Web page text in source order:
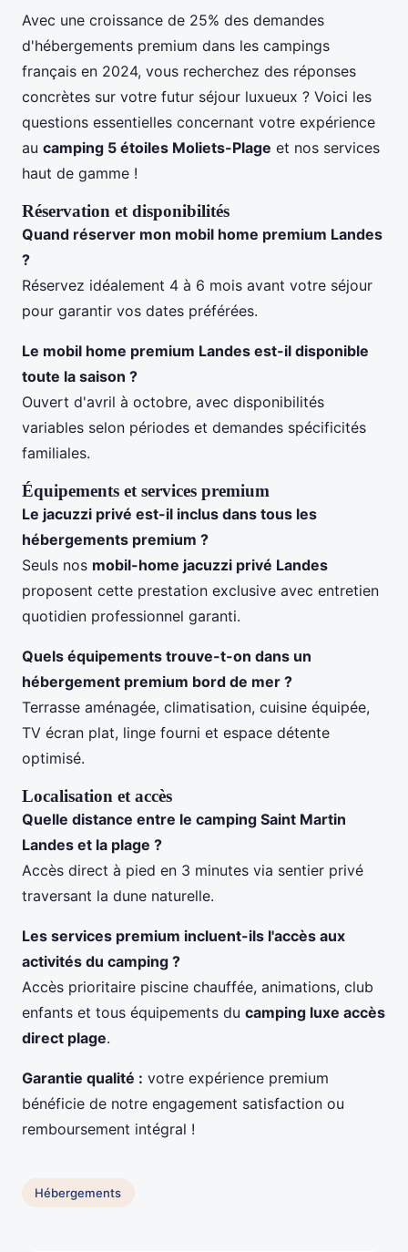
Avec une croissance de 25% des demandes
d'hébergements premium dans les campings
français en 2024, vous recherchez des réponses
concrètes sur votre futur séjour luxueux ? Voici les
questions essentielles concernant votre expérience
au camping 5 étoiles Moliets-Plage et nos services
haut de gamme !
Réservation et disponibilités
Quand réserver mon mobil home premium Landes
?
Réservez idéalement 4 à 6 mois avant votre séjour
pour garantir vos dates préférées.
Le mobil home premium Landes est-il disponible
toute la saison ?
Ouvert d'avril à octobre, avec disponibilités
variables selon périodes et demandes spécificités
familiales.
Équipements et services premium
Le jacuzzi privé est-il inclus dans tous les
hébergements premium ?
Seuls nos mobil-home jacuzzi privé Landes
proposent cette prestation exclusive avec entretien
quotidien professionnel garanti.
Quels équipements trouve-t-on dans un
hébergement premium bord de mer ?
Terrasse aménagée, climatisation, cuisine équipée,
TV écran plat, linge fourni et espace détente
optimisé.
Localisation et accès
Quelle distance entre le camping Saint Martin
Landes et la plage ?
Accès direct à pied en 3 minutes via sentier privé
traversant la dune naturelle.
Les services premium incluent-ils l'accès aux
activités du camping ?
Accès prioritaire piscine chauffée, animations, club
enfants et tous équipements du camping luxe accès
direct plage.
Garantie qualité : votre expérience premium
bénéficie de notre engagement satisfaction ou
remboursement intégral !
Hébergements